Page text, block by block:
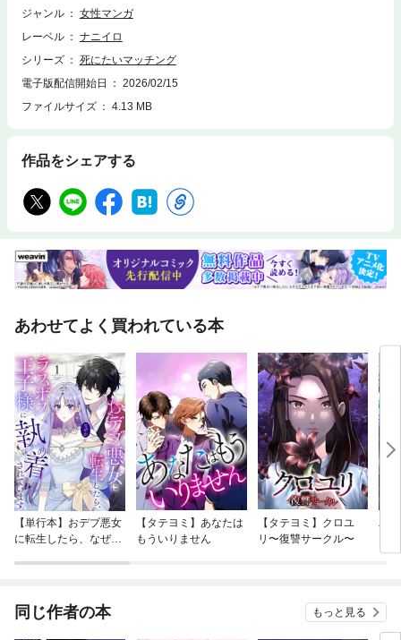
ジャンル
女性マンガ
レーベル
ナニイロ
シリーズ
死にたいマッチング
電子版配信開始日
2026/02/15
ファイルサイズ
4.13 MB
作品をシェアする
あわせてよく買われている本
【単行本】おデブ悪女
に転生したら、なぜか
【タテヨミ】あなたは
もういりません
【タテヨミ】クロユ
リ〜復讐サークル〜
バ
今
同じ作者の本 もっと見る